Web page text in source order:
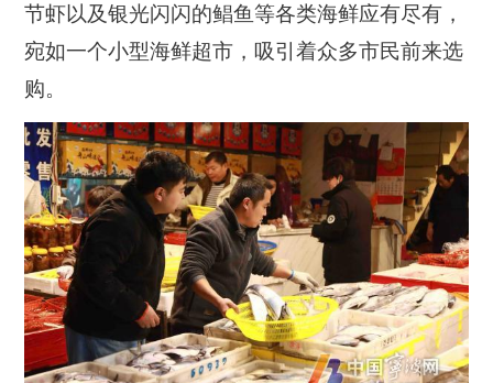
节虾以及银光闪闪的鲳鱼等各类海鲜应有尽有，
宛如一个小型海鲜超市，吸引着众多市民前来选
购。